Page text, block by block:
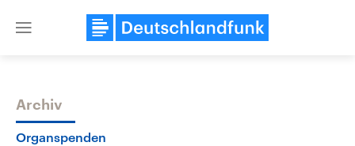
Close
Themen
Archiv
Organspenden